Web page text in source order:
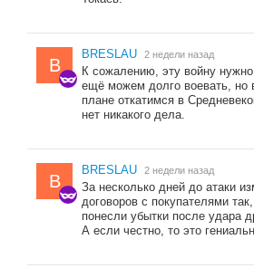
B
BRESLAU 2 недели назад
К сожалению, эту войну
ещё можем долго воевать, но
плане откатимся в
нет никакого дела.
B
BRESLAU 2 недели назад
За несколько дней до атаки
договоров с покупателями
понесли убытки после удара
А если честно, то это